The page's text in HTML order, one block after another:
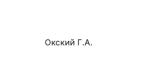
Окский Г.А.